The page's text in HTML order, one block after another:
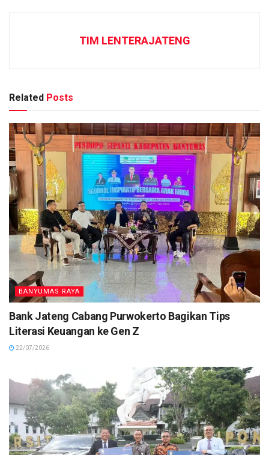
TIM LENTERAJATENG
Related Posts
BANYUMAS RAYA
Bank Jateng Cabang Purwokerto Bagikan Tips
Literasi Keuangan ke Gen Z
22/07/2026